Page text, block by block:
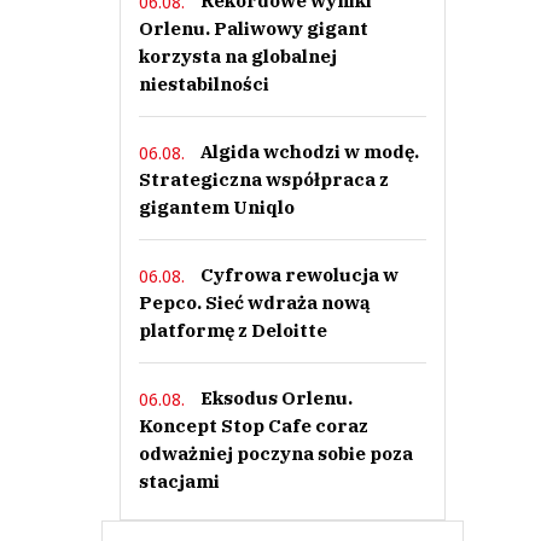
Orlenu. Paliwowy gigant
korzysta na globalnej
niestabilności
06.08.
Algida wchodzi w modę.
Strategiczna współpraca z
gigantem Uniqlo
06.08.
Cyfrowa rewolucja w
Pepco. Sieć wdraża nową
platformę z Deloitte
06.08.
Eksodus Orlenu.
Koncept Stop Cafe coraz
odważniej poczyna sobie poza
stacjami